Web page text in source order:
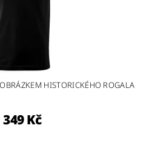
HISTORICKÉHO ROGALA
349 Kč